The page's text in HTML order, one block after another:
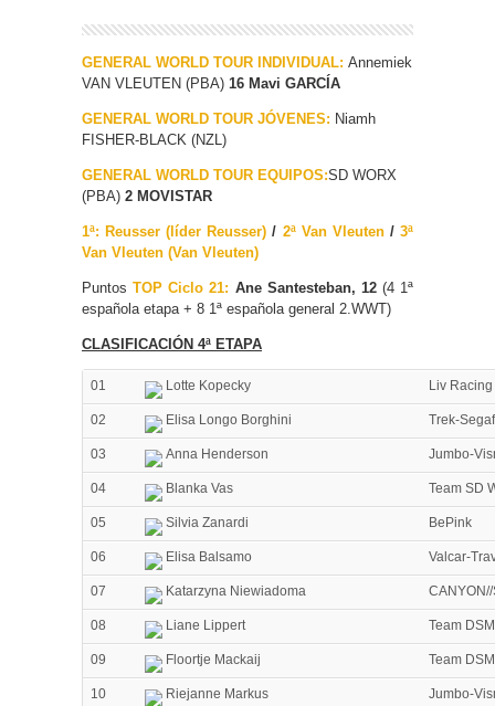
GENERAL WORLD TOUR INDIVIDUAL: Annemiek
VAN VLEUTEN (PBA) 16 Mavi GARCÍA
GENERAL WORLD TOUR JÓVENES: Niamh
FISHER-BLACK (NZL)
GENERAL WORLD TOUR EQUIPOS:SD WORX
(PBA) 2 MOVISTAR
1ª: Reusser (líder Reusser) / 2ª Van Vleuten/3ª
Van Vleuten (Van Vleuten)
PuntosTOP Ciclo 21: Ane Santesteban, 12(4 1ª
española etapa + 8 1ª española general 2.WWT)
CLASIFICACIÓN 4ª ETAPA
01 Lotte Kopecky Liv Racing
02 Elisa Longo Borghini Trek-
03 Anna Henderson Jumbo-
04 Blanka Vas Team SD
05 Silvia Zanardi BePink
06 Elisa Balsamo Valcar-
07 Katarzyna Niewiadoma
08 Liane Lippert Team DSM
09 Floortje Mackaij Team DSM
10 Riejanne Markus Jumbo-